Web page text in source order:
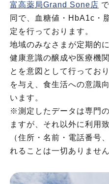
富高薬局Grand Sone店
同で、血糖値・HbA1c・
定を行っております。
地域のみなさまが定期的
健康意識の醸成や医療機
とを意図として行ってお
を与え、食生活への意識
います。
※測定したデータは専門
ますが、それ以外に利用
（住所・名前・電話番号
れることは一切ありません